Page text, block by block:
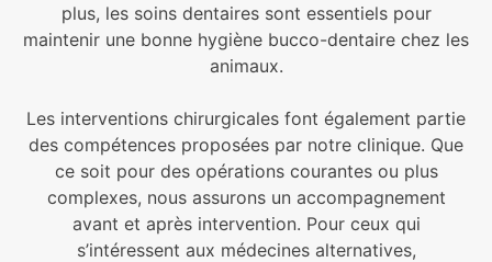
plus, les soins dentaires sont essentiels pour
maintenir une bonne hygiène bucco-dentaire chez les
animaux.
Les interventions chirurgicales font également partie
des compétences proposées par notre clinique. Que
ce soit pour des opérations courantes ou plus
complexes, nous assurons un accompagnement
avant et après intervention. Pour ceux qui
s’intéressent aux médecines alternatives,